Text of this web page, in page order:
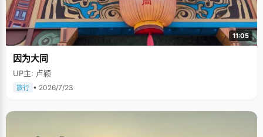
11:05
因为大同
UP主: 卢颖
旅行 • 2026/7/23